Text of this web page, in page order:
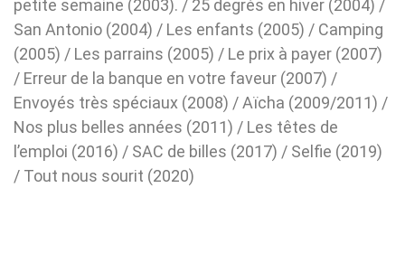
petite semaine (2003). / 25 degrés en hiver (2004) /
San Antonio (2004) / Les enfants (2005) / Camping
(2005) / Les parrains (2005) / Le prix à payer (2007)
/ Erreur de la banque en votre faveur (2007) /
Envoyés très spéciaux (2008) / Aïcha (2009/2011) /
Nos plus belles années (2011) / Les têtes de
l’emploi (2016) / SAC de billes (2017) / Selfie (2019)
/ Tout nous sourit (2020)